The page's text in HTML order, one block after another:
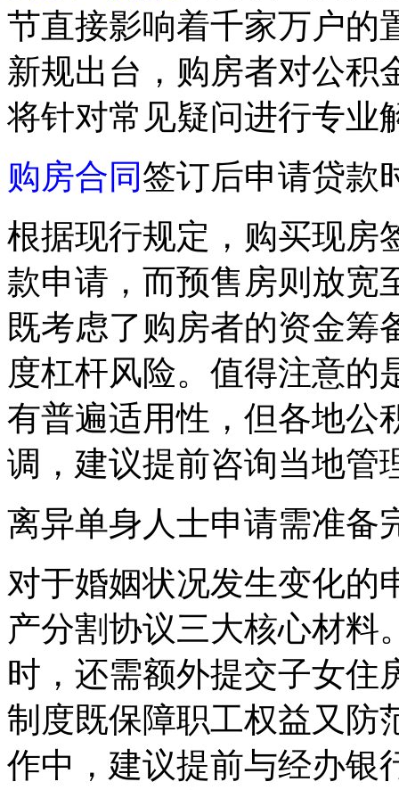
节直接影响着千家万户的
新规出台，购房者对公积
将针对常见疑问进行专业
购房合同签订后申请贷款
根据现行规定，购买现房
款申请，而预售房则放宽
既考虑了购房者的资金筹
度杠杆风险。值得注意的
有普遍适用性，但各地公
调，建议提前咨询当地管
离异单身人士申请需准备
对于婚姻状况发生变化的
产分割协议三大核心材料
时，还需额外提交子女住
制度既保障职工权益又防
作中，建议提前与经办银